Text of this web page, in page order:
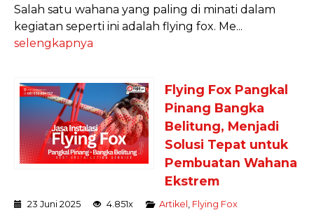
Salah satu wahana yang paling di minati dalam
kegiatan seperti ini adalah flying fox. Me...
selengkapnya
Flying Fox Pangkal
Pinang Bangka
Belitung, Menjadi
Solusi Tepat untuk
Pembuatan Wahana
Ekstrem
23 Juni 2025 4.851x Artikel Flying Fox